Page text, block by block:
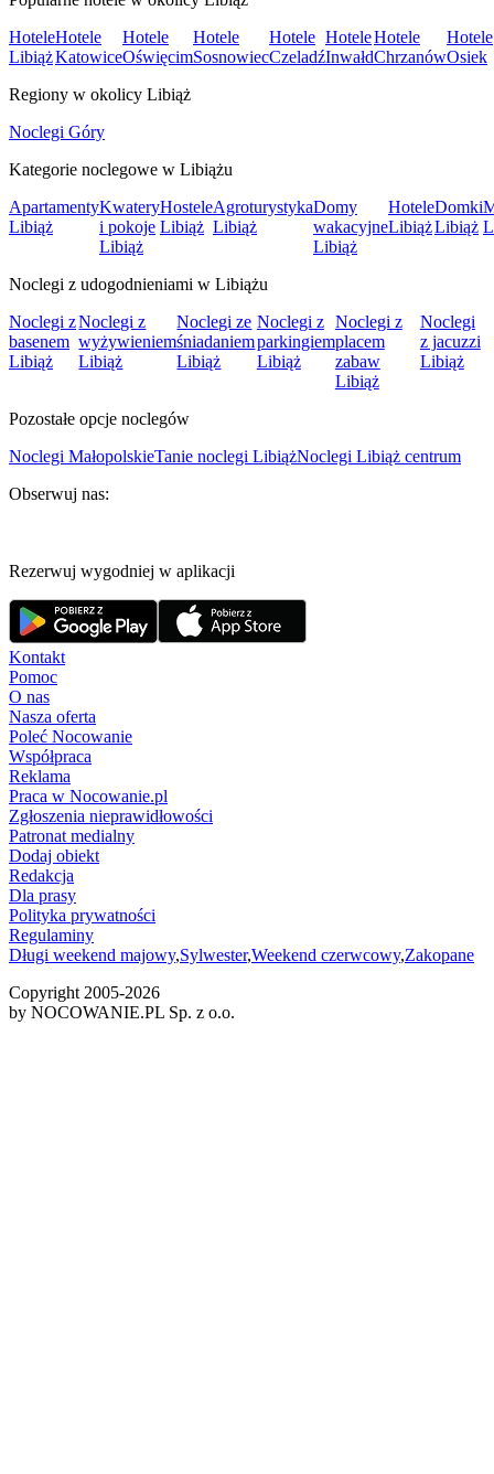
Hotele
Libiąż
Hotele
Katowice
Hotele
Oświęcim
Hotele
Sosnowiec
Hotele
Czeladź
Hotele
Inwałd
Hotele
Chrzanów
Hotele
Osiek
Regiony w okolicy Libiąż
Noclegi Góry
Kategorie noclegowe w Libiążu
Apartamenty
Libiąż
Kwatery
i pokoje
Libiąż
Hostele
Libiąż
Agroturystyka
Libiąż
Domy
wakacyjne
Libiąż
Hotele
Libiąż
Domki
Libiąż
Noclegi z udogodnieniami w Libiążu
Noclegi z
basenem
Libiąż
Noclegi z
wyżywieniem
Libiąż
Noclegi ze
śniadaniem
Libiąż
Noclegi z
parkingiem
Libiąż
Noclegi z
placem
zabaw
Libiąż
Noclegi
z jacuzzi
Libiąż
Pozostałe opcje noclegów
Noclegi MałopolskieTanie noclegi LibiążNoclegi Libiąż centrum
Obserwuj nas:
Rezerwuj wygodniej w aplikacji
Kontakt
Pomoc
O nas
Nasza oferta
Poleć Nocowanie
Współpraca
Reklama
Praca w Nocowanie.pl
Zgłoszenia nieprawidłowości
Patronat medialny
Dodaj obiekt
Redakcja
Dla prasy
Polityka prywatności
Regulaminy
Długi weekend majowy,Sylwester,Weekend czerwcowy,Zakopane
Copyright 2005-2026
by NOCOWANIE.PL Sp. z o.o.